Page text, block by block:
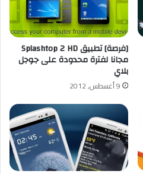
[فرصة] تطبيق Splashtop 2 HD
مجانا لفترة محدودة على جوجل
بلاي
9 أغسطس, 2012